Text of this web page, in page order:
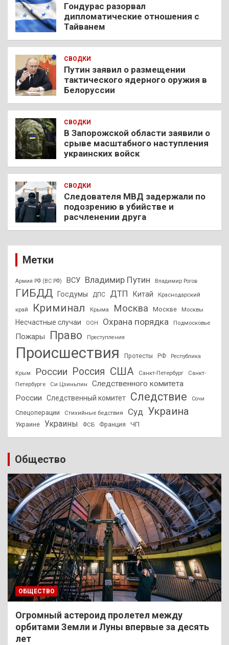
Гондурас разорвал
дипломатические отношения с
Тайванем
СВОДКИ
Путин заявил о размещении
тактического ядерного оружия в
Белоруссии
СВОДКИ
В Запорожской области заявили о
срыве масштабного наступления
украинских войск
СВОДКИ
Следователя МВД задержали по
подозрению в убийстве и
расчленении друга
Метки
Армия РФ (ВС РФ) ВСУ Владимир Путин Владимир Рогов
ГИБДД Госдумы ДПС ДТП Китай Краснодарский
край Криминал Крыма Москва Москве Москвы
Несчастные случаи ООН Охрана порядка Подмосковье
Пожары Право Преступления
Происшествия Протесты РФ Республика
Крым России Россия США Санкт-Петербург
Санкт-
Петербурге
Си Цзиньпин
Следственного комитета
России
Следственный комитет Следствие Сочи
Спецоперации Стихийные бедствия Суд Украина
Украине Украины ФСБ Франция ЧП
Общество
ОБЩЕСТВО
Огромный астероид пролетел между
орбитами Земли и Луны впервые за десять
лет